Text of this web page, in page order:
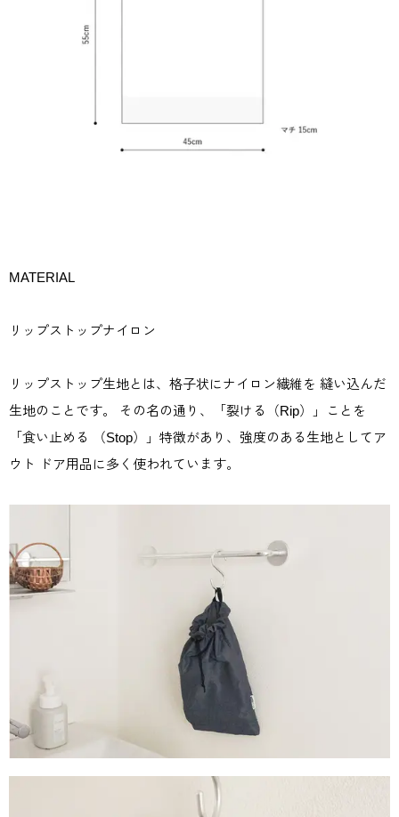
MATERIAL
リップストップナイロン
リップストップ生地とは、格子状にナイロン繊維を 縫い込んだ
生地のことです。 その名の通り、「裂ける（Rip）」ことを
「食い止める （Stop）」特徴があり、強度のある生地としてア
ウト ドア用品に多く使われています。